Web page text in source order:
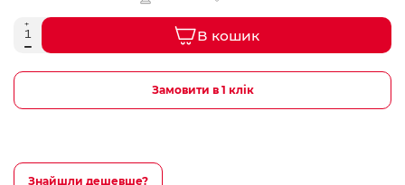
В кошик
Замовити в 1 клік
Знайшли дешевше?